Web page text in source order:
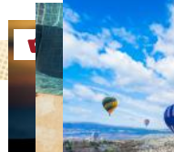
Оферти